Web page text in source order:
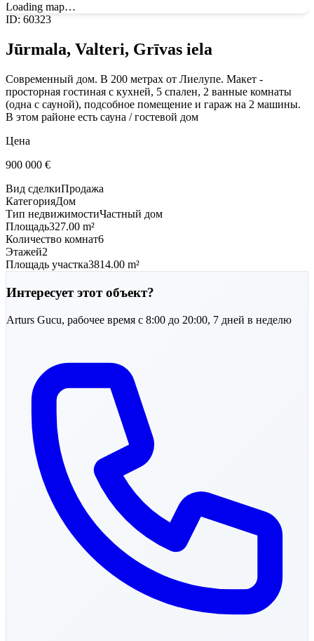
Loading map…
ID: 60323
Jūrmala, Valteri, Grīvas iela
Современный дом. В 200 метрах от Лиелупе. Макет -
просторная гостиная с кухней, 5 спален, 2 ванные комнаты
(одна с сауной), подсобное помещение и гараж на 2 машины.
В этом районе есть сауна / гостевой дом
Цена
900 000 €
Вид сделкиПродажа
КатегорияДом
Тип недвижимостиЧастный дом
Площадь327.00 m²
Количество комнат6
Этажей2
Площадь участка3814.00 m²
Интересует этот объект?
Arturs Gucu, рабочее время с 8:00 до 20:00, 7 дней в неделю